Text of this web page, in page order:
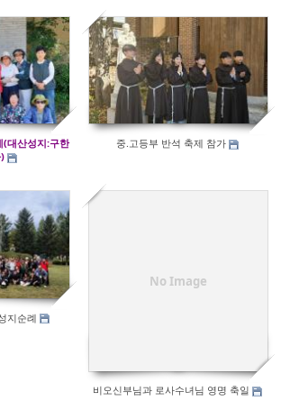
(대산성지:구한
408
중.고등부 반석 축제 참가
지순례
No Image
비오신부님과 로사수녀님 영명 축일